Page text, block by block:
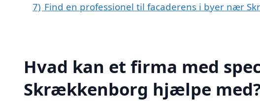
7) Find en professionel til facaderens i byer nær
Hvad kan et firma med
Skrækkenborg hjælpe